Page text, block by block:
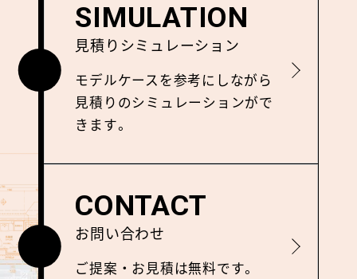
SIMULATION
見積りシミュレーション
モデルケースを参考にしながら
⾒積りのシミュレーションがで
きます。
詳しく見る
CONTACT
お問い合わせ
ご提案‧お⾒積は無料です。
詳しく見る